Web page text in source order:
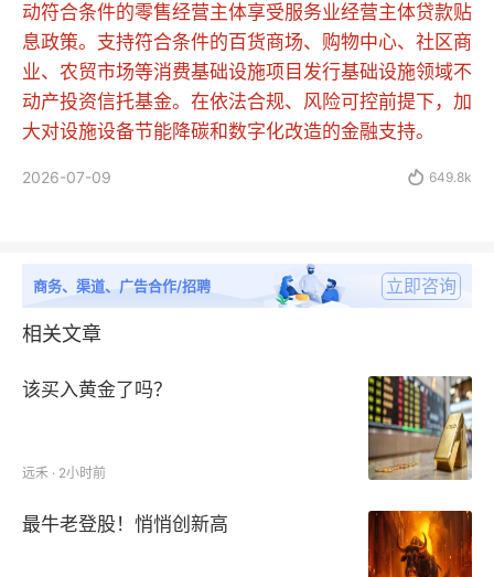
动符合条件的零售经营主体享受服务业经营主体贷款贴
息政策。支持符合条件的百货商场、购物中心、社区商
业、农贸市场等消费基础设施项目发行基础设施领域不
动产投资信托基金。在依法合规、风险可控前提下，加
大对设施设备节能降碳和数字化改造的金融支持。
2026-07-09  649.8k
商务、渠道、广告合作/招聘 立即咨询
相关文章
该买入黄金了吗？
远禾 · 2小时前
最牛老登股！悄悄创新高